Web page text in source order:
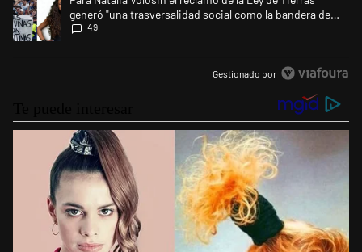
generó "una trasversalidad social como la bandera de
Malvinas"
49
Gestionado por